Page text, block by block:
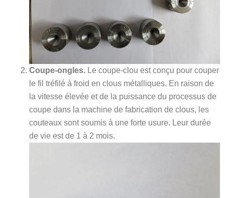
Coupe-ongles. Le coupe-clou est conçu pour couper
le fil tréfilé à froid en clous métalliques. En raison de
la vitesse élevée et de la puissance du processus de
coupe dans la machine de fabrication de clous, les
couteaux sont soumis à une forte usure. Leur durée
de vie est de 1 à 2 mois.